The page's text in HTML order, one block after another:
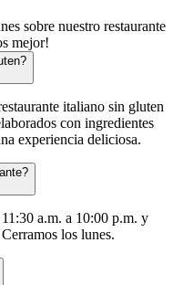
sobre nuestro restaurante
mejor!
italiano sin gluten
con ingredientes
experiencia deliciosa.
a.m. a 10:00 p.m. y
los lunes.